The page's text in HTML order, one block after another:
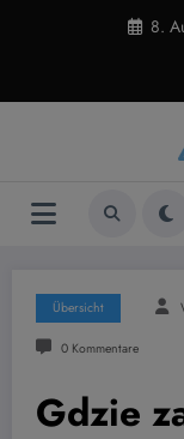
8.
Übersicht
0 Kommentare
Gdzie